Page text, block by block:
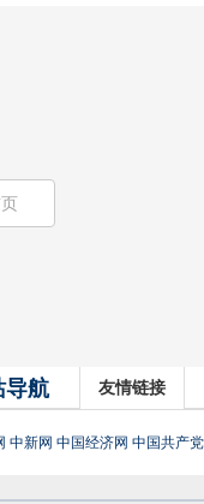
导航 友情链接
中新网 中国经济网 中国共产